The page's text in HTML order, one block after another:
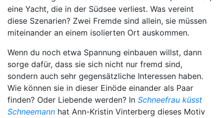
eine Yacht, die in der Südsee verliest. Was vereint
diese Szenarien? Zwei Fremde sind allein, sie müssen
miteinander an einem isolierten Ort auskommen.
Wenn du noch etwa Spannung einbauen willst, dann
sorge dafür, dass sie sich nicht nur fremd sind,
sondern auch sehr gegensätzliche Interessen haben.
Wie können sie in dieser Einöde einander als Paar
finden? Oder Liebende werden? In Schneefrau küsst
Schneemann hat Ann-Kristin Vinterberg dieses Motiv